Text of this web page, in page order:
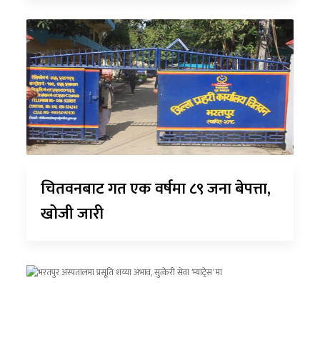
चितवनबाट गत एक वर्षमा ८९ जना बेपत्ता,
खोजी जारी